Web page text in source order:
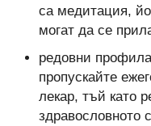
са медитация,
могат да се
редовни
пропускайте
лекар, тъй като
здравословното